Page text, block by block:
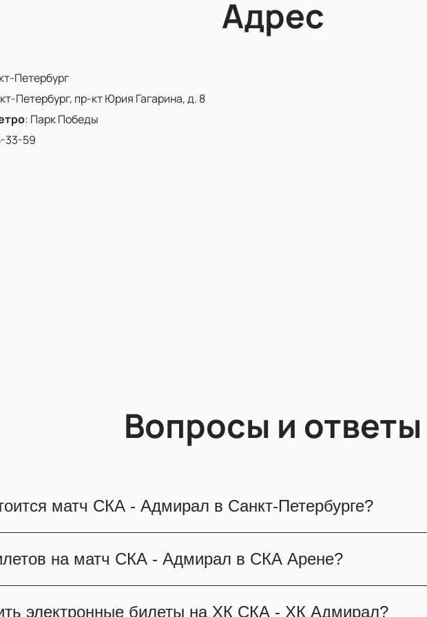
Адрес
Петербург
Петербург, пр-кт Юрия Гагарина, д. 8
: Парк Победы
33-59
Вопросы и ответы
матч СКА - Адмирал в Санкт-Петербурге?
"Адмирал" состоится на знаменитой СКА Арене, которая
и ВЫ, чтобы насладиться игрой любимой команды!
на матч СКА - Адмирал в СКА Арене?
стоимость билета на матч СКА - "Адмирал" можно
электронные билеты на ХК СКА - ХК Адмирал?